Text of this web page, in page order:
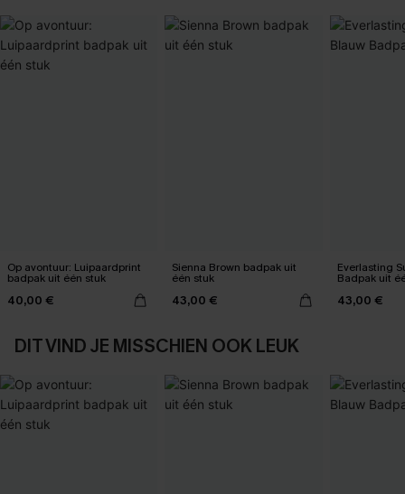
Op avontuur: Luipaardprint
badpak uit één stuk
40,00 €
Sienna Brown badpak uit
één stuk
43,00 €
Everlasting
Badpak uit
43,00 €
DIT VIND JE MISSCHIEN OOK LEUK